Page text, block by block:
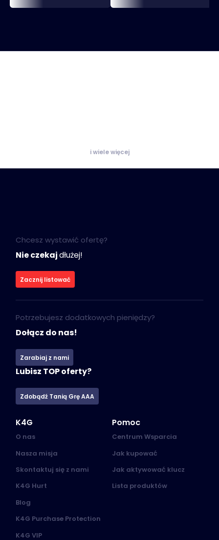
i wiele więcej
Chcesz wystawić ofertę?
Nie czekajdłużej!
Zacznij listować
Potrzebujesz dodatkowych pieniędzy?
Dołącz do nas!
Zarabiaj z nami
Lubisz TOP oferty?
Zdobądź Tanią Grę AAA
K4G
O nas
Nasza misja
Skontaktuj się z nami
K4G Hurt
Blog
K4G Purchase Protection
K4G VIP
Pomoc
Centrum Wsparcia
Jak kupować
Jak aktywować klucz
Lista produktów